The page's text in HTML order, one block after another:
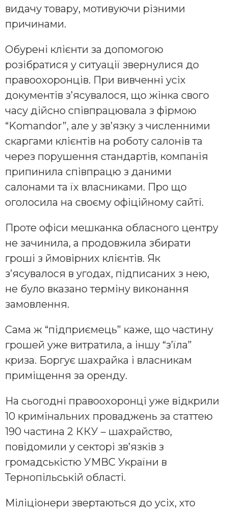
видачу товару, мотивуючи різними
причинами.
Обурені клієнти за допомогою
розібратися у ситуації звернулися до
правоохоронців. При вивченні усіх
документів з’ясувалося, що жінка свого
часу дійсно співпрацювала з фірмою
“Komandor”, але у зв’язку з численними
скаргами клієнтів на роботу салонів та
через порушення стандартів, компанія
припинила співпрацю з даними
салонами та їх власниками. Про що
оголосила на своєму офіційному сайті.
Проте офіси мешканка обласного центру
не зачинила, а продовжила збирати
гроші з ймовірних клієнтів. Як
з’ясувалося в угодах, підписаних з нею,
не було вказано терміну виконання
замовлення.
Сама ж “підприємець” каже, що частину
грошей уже витратила, а іншу “з’їла”
криза. Боргує шахрайка і власникам
приміщення за оренду.
На сьогодні правоохоронці уже відкрили
10 кримінальних проваджень за статтею
190 частина 2 ККУ – шахрайство,
повідомили у секторі зв’язків з
громадськістю УМВС України в
Тернопільській області.
Міліціонери звертаються до усіх, хто